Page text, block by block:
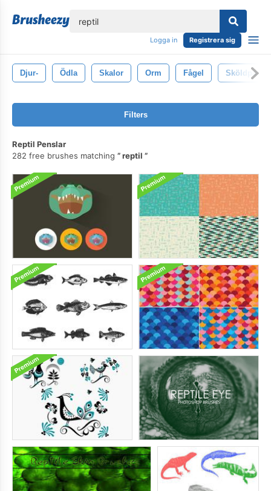
Logga in Registrera sig
Djur- Ödla Skalor Orm Fågel Sköldpadda
Filters
Reptil Penslar
282 free brushes matching
reptil